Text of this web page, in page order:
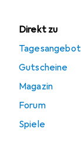
Direkt zu
Tagesangebot
Gutscheine
Magazin
Forum
Spiele